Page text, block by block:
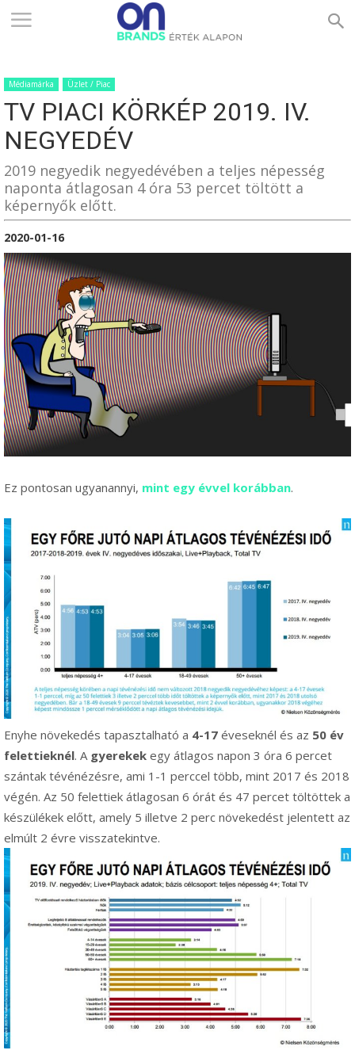
ONBRANDS
–
ALAPON
Médiamárka Üzlet / Piac
TV PIACI KÖRKÉP 2019. IV.
NEGYEDÉV
2019 negyedik negyedévében a teljes népesség
naponta átlagosan 4 óra 53 percet töltött a
képernyők előtt.
2020-01-16
Ez pontosan ugyanannyi, mint egy évvel korábban.
Enyhe növekedés tapasztalható a 4-17 éveseknél és az 50 év
felettieknél. A gyerekek egy átlagos napon 3 óra 6 percet
szántak tévénézésre, ami 1-1 perccel több, mint 2017 és 2018
végén. Az 50 felettiek átlagosan 6 órát és 47 percet töltöttek a
készülékek előtt, amely 5 illetve 2 perc növekedést jelentett az
elmúlt 2 évre visszatekintve.